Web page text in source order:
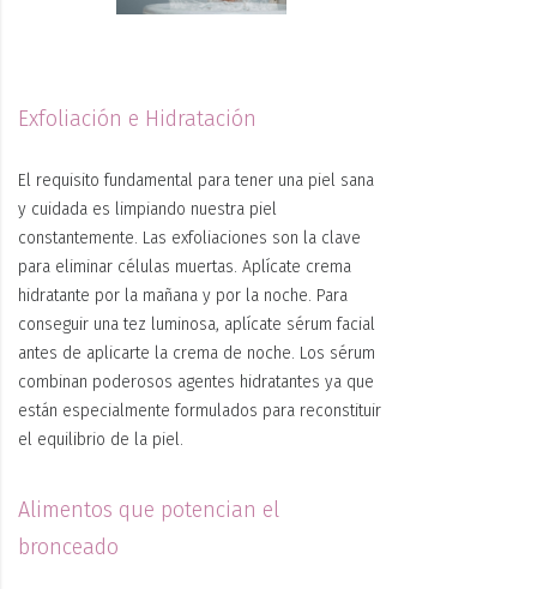
Exfoliación e Hidratación
El requisito fundamental para tener una piel sana
y cuidada es limpiando nuestra piel
constantemente. Las exfoliaciones son la clave
para eliminar células muertas. Aplícate crema
hidratante por la mañana y por la noche. Para
conseguir una tez luminosa, aplícate sérum facial
antes de aplicarte la crema de noche. Los sérum
combinan poderosos agentes hidratantes ya que
están especialmente formulados para reconstituir
el equilibrio de la piel.
Alimentos que potencian el
bronceado